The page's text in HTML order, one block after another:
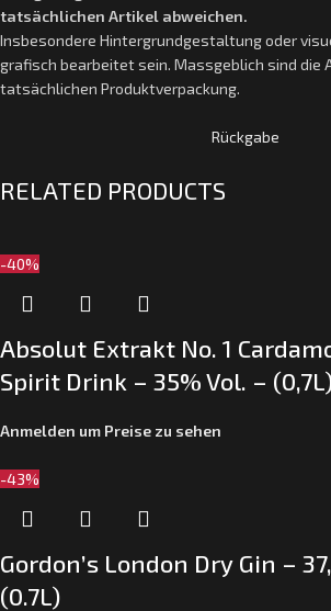
tatsächlichen Artikel abweichen.
Insbesondere Hintergrundgestaltung oder
grafisch bearbeitet sein. Massgeblich sind die
tatsächlichen Produktverpackung.
Rückgabe
RELATED PRODUCTS
-40%
Absolut Extrakt No. 1
Spirit Drink – 35% Vol. –
Anmelden um Preise zu sehen
-43%
Gordon’s London Dry Gin –
(0.7L)